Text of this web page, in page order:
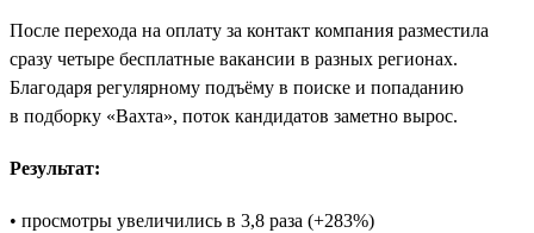
После перехода на оплату за контакт компания разместила
сразу четыре бесплатные вакансии в разных регионах.
Благодаря регулярному подъёму в поиске и попаданию
в подборку «Вахта», поток кандидатов заметно вырос.
Результат:
• просмотры увеличились в 3,8 раза (+283%)